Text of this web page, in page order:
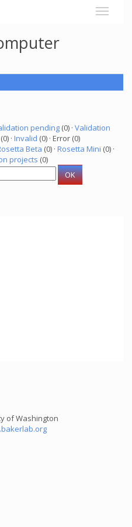
pending (0) · Validation
(0) · Invalid (0) · Error (0)
Beta (0) · Rosetta Mini (0) ·
projects (0)
of Washington